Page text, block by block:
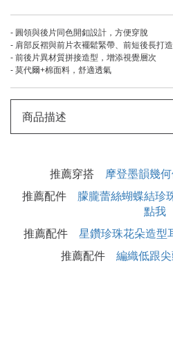
- 圓領與後片同色開釦設計，方便穿脫
- 肩部反褶與前片衣襬鬆緊帶、前短後長打
- 前後片異材質拼接造型，增添視覺層次
- 莫代爾+棉面料，舒適透氣
商品描述
推薦穿搭
摩登墨韻幾
推薦配件 朦朧蕾絲蝴蝶結
點我
推薦配件 星鑽珍珠花朵造
推薦配件 編織低跟